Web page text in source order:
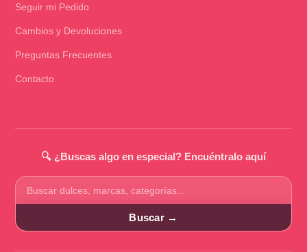
Seguir mi Pedido
Cambios y Devoluciones
Preguntas Frecuentes
Contacto
🔍 ¿Buscas algo en especial? Encuéntralo aquí
Buscar
productos
Buscar →